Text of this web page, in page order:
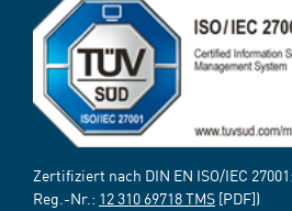
Zertifiziert nach DIN EN ISO/IEC
Reg.-Nr.: 12 310 69718 TMS [PDF])